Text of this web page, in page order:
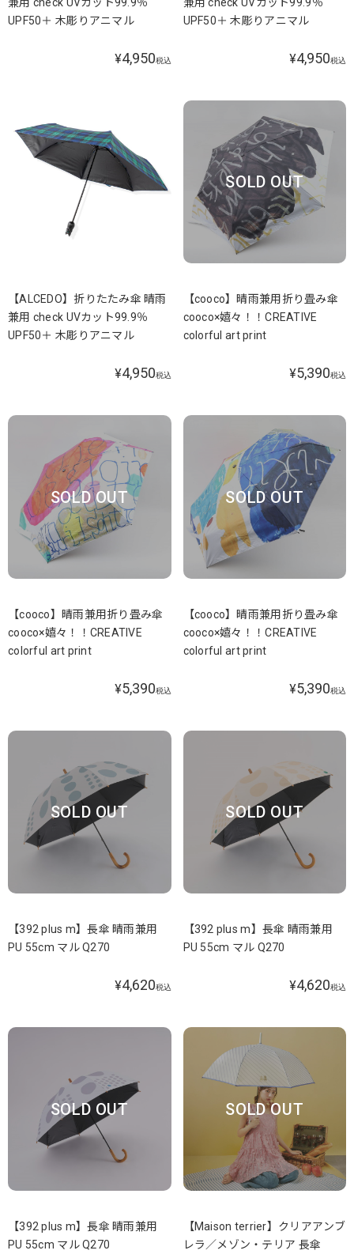
UPF50＋ 木彫りアニマル
¥4,950税込
UPF50＋ 木彫りアニマル
¥4,950税込
【ALCEDO】折りたたみ傘 晴雨
兼用 check UVカット99.9％
UPF50＋ 木彫りアニマル
¥4,950税込
SOLD OUT
【cooco】晴雨兼用折り畳み傘
cooco×嬉々！！CREATIVE
colorful art print
¥5,390税込
SOLD OUT
【cooco】晴雨兼用折り畳み傘
cooco×嬉々！！CREATIVE
colorful art print
¥5,390税込
SOLD OUT
【cooco】晴雨兼用折り畳み傘
cooco×嬉々！！CREATIVE
colorful art print
¥5,390税込
SOLD OUT
【392 plus m】長傘 晴雨兼用
PU 55cm マル Q270
¥4,620税込
SOLD OUT
【392 plus m】長傘 晴雨兼用
PU 55cm マル Q270
¥4,620税込
SOLD OUT
【392 plus m】長傘 晴雨兼用
PU 55cm マル Q270
SOLD OUT
【Maison terrier】クリアアンブ
レラ／メゾン・テリア 長傘